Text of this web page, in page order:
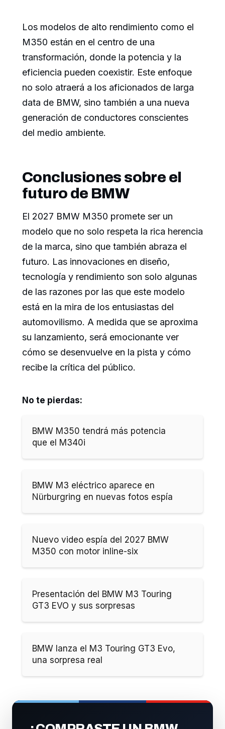
Los modelos de alto rendimiento como el
M350 están en el centro de una
transformación, donde la potencia y la
eficiencia pueden coexistir. Este enfoque
no solo atraerá a los aficionados de larga
data de BMW, sino también a una nueva
generación de conductores conscientes
del medio ambiente.
Conclusiones sobre el
futuro de BMW
El 2027 BMW M350 promete ser un
modelo que no solo respeta la rica herencia
de la marca, sino que también abraza el
futuro. Las innovaciones en diseño,
tecnología y rendimiento son solo algunas
de las razones por las que este modelo
está en la mira de los entusiastas del
automovilismo. A medida que se aproxima
su lanzamiento, será emocionante ver
cómo se desenvuelve en la pista y cómo
recibe la crítica del público.
No te pierdas:
BMW M350 tendrá más potencia
que el M340i
BMW M3 eléctrico aparece en
Nürburgring en nuevas fotos espía
Nuevo video espía del 2027 BMW
M350 con motor inline-six
Presentación del BMW M3 Touring
GT3 EVO y sus sorpresas
BMW lanza el M3 Touring GT3 Evo,
una sorpresa real